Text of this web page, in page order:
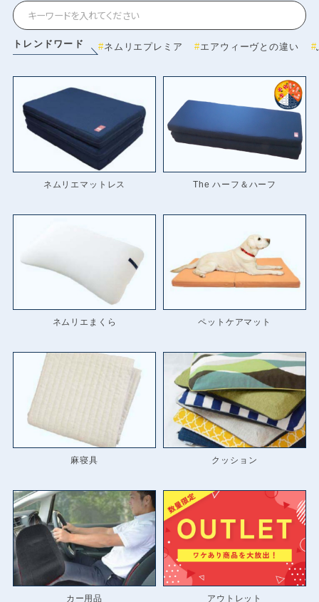
トレンドワード ネムリエプレミア エアウィーヴとの違い
ネムリエマットレス The ハーフ＆ハーフ
ネムリエまくら ペットケアマット
麻寝具 クッション
カー用品 アウトレット